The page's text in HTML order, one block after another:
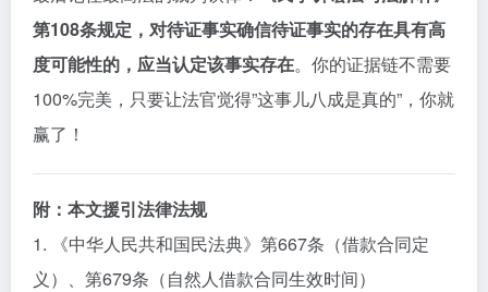
第108条规定，对待证事实确信待证事实的存在具有高
度可能性的，应当认定该事实存在。你的证据链不需要
100%完美，只要让法官觉得”这事儿八成是真的”，你就
赢了！
附：本文援引法律法规
1. 《中华人民共和国民法典》第667条（借款合同定
义）、第679条（自然人借款合同生效时间）